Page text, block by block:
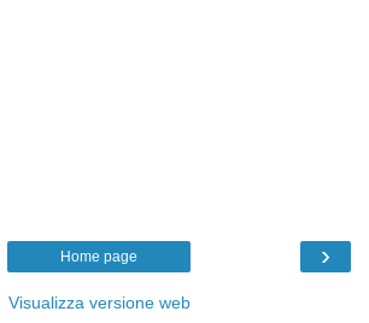
›
Home page
Visualizza versione web